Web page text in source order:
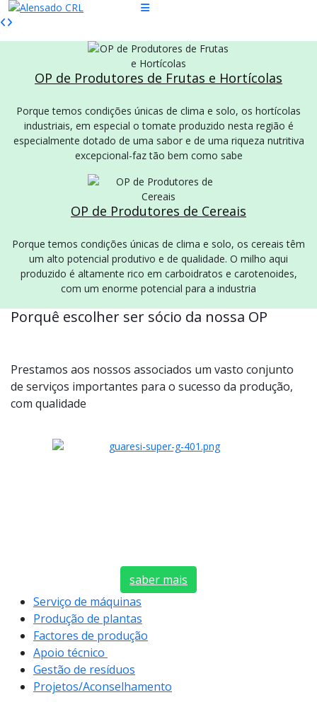
OP de Produtores de Frutas e Hortícolas
Porque temos condições únicas de clima e solo, os hortícolas
industriais, em especial o tomate produzido nesta região é
especialmente dotado de uma sabor e de uma riqueza nutritiva
excepcional-faz tão bem como sabe
OP de Produtores de Cereais
Porque temos condições únicas de clima e solo, os cereais têm
um alto potencial produtivo e de qualidade. O milho aqui
produzido é altamente rico em carboidratos e carotenoides,
com um enorme potencial para a industria
Porquê escolher ser sócio da nossa OP
Prestamos aos nossos associados um vasto conjunto
de serviços importantes para o sucesso da produção,
com qualidade
saber mais
Serviço de máquinas
Produção de plantas
Factores de produção
Apoio técnico
Gestão de resíduos
Projetos/Aconselhamento